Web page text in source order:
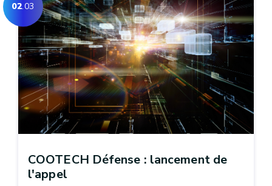
02.03
COOTECH Défense : lancement de
l'appel